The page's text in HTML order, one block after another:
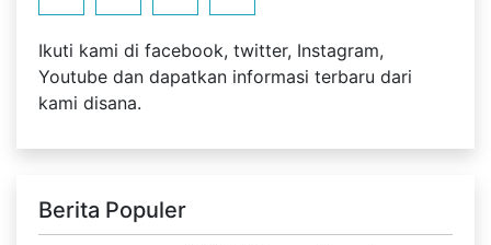
Ikuti kami di facebook, twitter, Instagram,
Youtube dan dapatkan informasi terbaru dari
kami disana.
Berita Populer